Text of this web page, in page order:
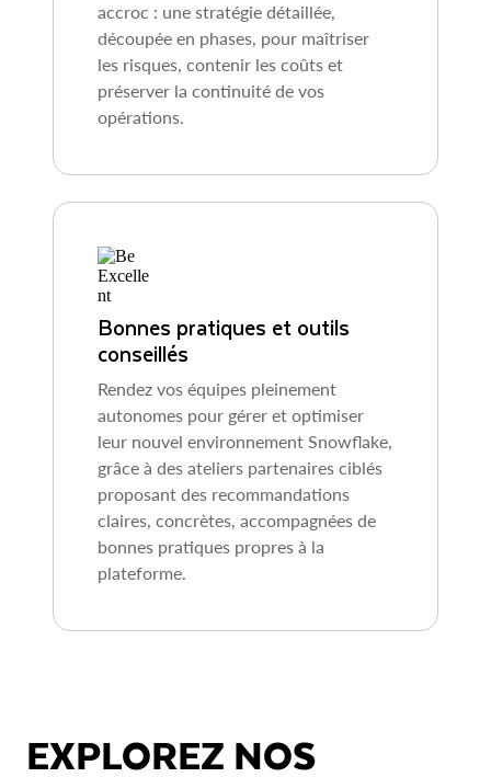
accroc : une stratégie détaillée,
découpée en phases, pour maîtriser
les risques, contenir les coûts et
préserver la continuité de vos
opérations.
Bonnes pratiques et outils
conseillés
Rendez vos équipes pleinement
autonomes pour gérer et optimiser
leur nouvel environnement Snowflake,
grâce à des ateliers partenaires ciblés
proposant des recommandations
claires, concrètes, accompagnées de
bonnes pratiques propres à la
plateforme.
EXPLOREZ NOS